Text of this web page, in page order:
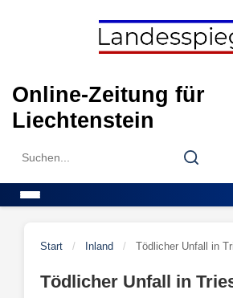
Online-Zeitung für
Liechtenstein
Search
Search
Start / Inland / Tödlicher Unfall in
Tödlicher Unfall in